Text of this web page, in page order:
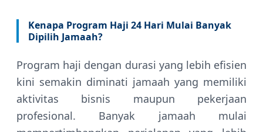
Kenapa Program Haji 24 Hari Mulai Banyak
Dipilih Jamaah?
Program haji dengan durasi yang lebih efisien
kini semakin diminati jamaah yang memiliki
aktivitas bisnis maupun pekerjaan
profesional. Banyak jamaah mulai